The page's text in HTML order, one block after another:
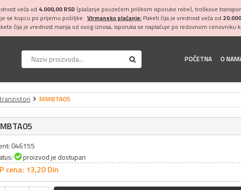
veća od 4.000,00 RSD (plaćanje pouzećem prilikom isporuke robe), troškove
se kupcu po prijemu pošiljke. Virmansko plaćanje:Paketi čija je vrednost veća od
čija je vrednost manja od ovog iznosa, isporuka se naplaćuje po redovnom cenovniku
POČETNA O
MMBTA05
046155
proizvod je dostupan
cena: 13,20 Din